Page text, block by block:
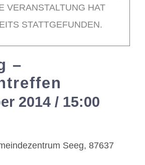
VERANSTALTUNG HAT
STATTGEFUNDEN.
–
2014 / 15:00
Seeg, 87637